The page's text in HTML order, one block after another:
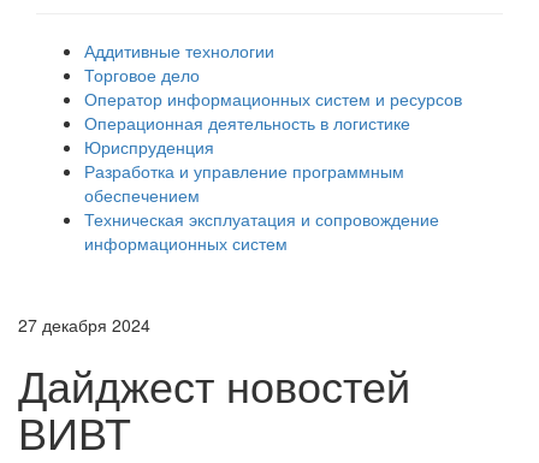
Аддитивные технологии
Торговое дело
Оператор информационных систем и ресурсов
Операционная деятельность в логистике
Юриспруденция
Разработка и управление программным
обеспечением
Техническая эксплуатация и сопровождение
информационных систем
27 декабря 2024
Дайджест новостей
ВИВТ